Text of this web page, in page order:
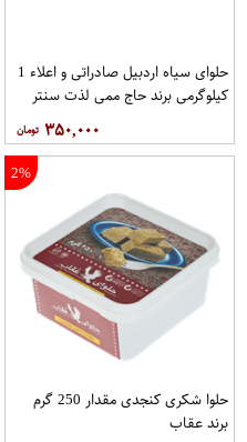
حلوای سیاه اردبیل صادراتی و اعلاء 1
کیلوگرمی برند حاج ممی لذت سنتر
۳۵۰,۰۰۰
2%
حلوا شکری کنجدی مقدار 250 گرم
برند عقاب